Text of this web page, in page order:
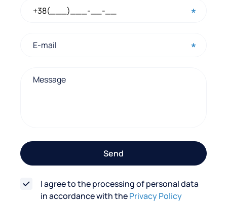
o
m
Send
I agree to the processing of personal data
in accordance with thePrivacy Policy